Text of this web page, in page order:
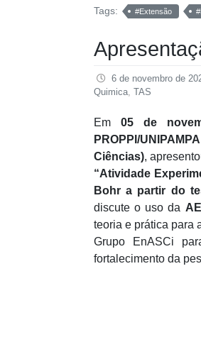
Tags: #Extensão
6 de novembro de
Quimica TAS
Em 05 de
PROPPI/UNIPAMPA
Ciências),
“Atividade
Bohr a partir do
discute o uso da
teoria e prática para
Grupo EnASCi
fortalecimento da